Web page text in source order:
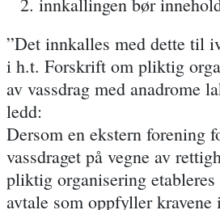
”Det innkalles med dette til
i h.t. Forskrift om pliktig
av vassdrag med anadrome
ledd:
Dersom en ekstern forening
vassdraget på vegne av
pliktig organisering etableres
avtale som oppfyller kravene